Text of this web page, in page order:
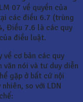
07 về quyền của
các điều 6.7 (trùng
Điều 7.6 là các quy
điều luật.
cơ bản các quy
nói và tư duy diễn
gặp ở bất cứ nội
so với LDN